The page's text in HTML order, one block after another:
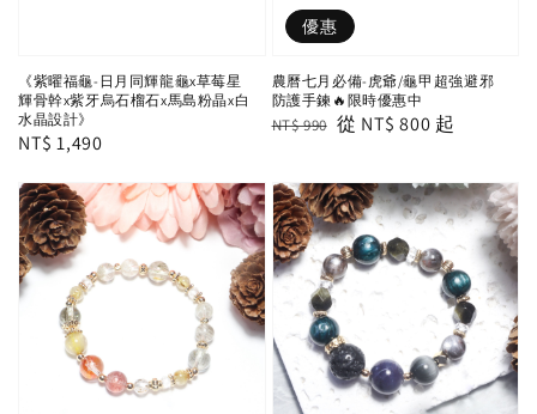
《紫曜福龜-日月同輝龍龜x草莓星
輝骨幹x紫牙烏石榴石x馬島粉晶x白
水晶設計》
Regular
NT$ 1,490
優惠
農曆七月必備-虎爺/龜甲超強避邪
防護手鍊🔥限時優惠中
Regular
NT$ 990 Sale
從 NT$ 800 起